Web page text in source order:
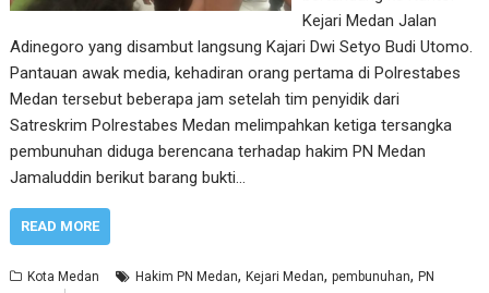
Kejari Medan Jalan
Adinegoro yang disambut langsung Kajari Dwi Setyo Budi Utomo.
Pantauan awak media, kehadiran orang pertama di Polrestabes
Medan tersebut beberapa jam setelah tim penyidik dari
Satreskrim Polrestabes Medan melimpahkan ketiga tersangka
pembunuhan diduga berencana terhadap hakim PN Medan
Jamaluddin berikut barang bukti…
READ MORE
Kota Medan Hakim PN Medan,Kejari Medan,pembunuhan,PN